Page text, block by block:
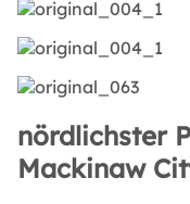
nördlichster
Mackinaw